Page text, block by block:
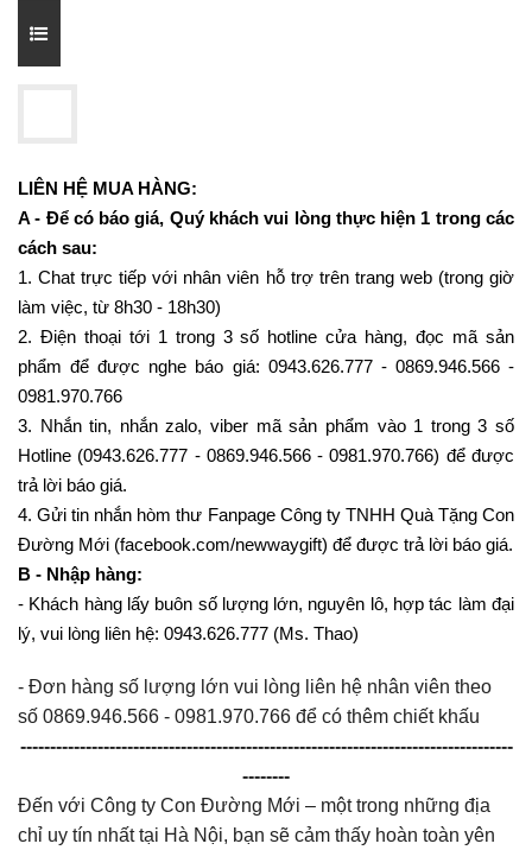
LIÊN HỆ MUA HÀNG:
A - Để có báo giá, Quý khách vui lòng thực hiện 1 trong các
cách sau:
1. Chat trực tiếp với nhân viên hỗ trợ trên trang web (trong giờ
làm việc, từ 8h30 - 18h30)
2. Điện thoại tới 1 trong 3 số hotline cửa hàng, đọc mã sản
phẩm để được nghe báo giá: 0943.626.777 - 0869.946.566 -
0981.970.766
3. Nhắn tin, nhắn zalo, viber mã sản phẩm vào 1 trong 3 số
Hotline (0943.626.777 - 0869.946.566 - 0981.970.766) để được
trả lời báo giá.
4. Gửi tin nhắn hòm thư Fanpage Công ty TNHH Quà Tặng Con
Đường Mới (facebook.com/newwaygift) để được trả lời báo giá.
B - Nhập hàng:
- Khách hàng lấy buôn số lượng lớn, nguyên lô, hợp tác làm đại
lý, vui lòng liên hệ: 0943.626.777 (Ms. Thao)
- Đơn hàng số lượng lớn vui lòng liên hệ nhân viên theo
số 0869.946.566 - 0981.970.766 để có thêm chiết khấu
-----------------------------------------------------------------------------------
--------
Đến với Công ty Con Đường Mới – một trong những địa
chỉ uy tín nhất tại Hà Nội, bạn sẽ cảm thấy hoàn toàn yên